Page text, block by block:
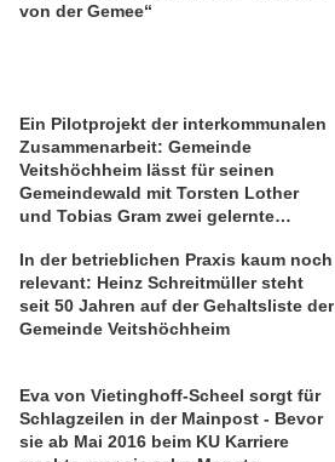
von der Gemee“
Ein Pilotprojekt der interkommunalen
Zusammenarbeit: Gemeinde
Veitshöchheim lässt für seinen
Gemeindewald mit Torsten Lother
und Tobias Gram zwei gelernte
Forstwirten durch den Zellinger
Gemeindeförster ausbilden
In der betrieblichen Praxis kaum noch
relevant: Heinz Schreitmüller steht
seit 50 Jahren auf der Gehaltsliste der
Gemeinde Veitshöchheim
Eva von Vietinghoff-Scheel sorgt für
Schlagzeilen in der Mainpost - Bevor
sie ab Mai 2016 beim KU Karriere